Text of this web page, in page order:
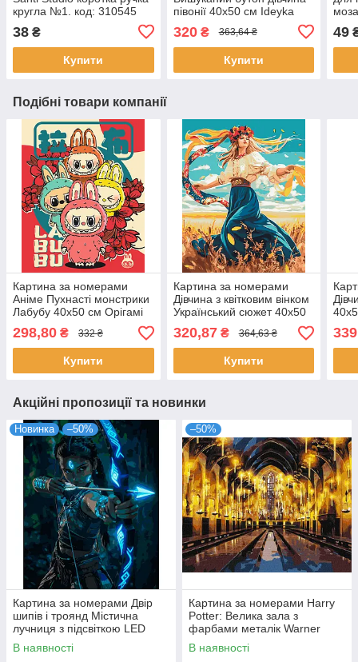
кругла №1. код: 310545
38 ₴
Купити
півонії 40х50 см Ideyka
320₴ 363,64 ₴
Купити
49
Подібні товари компанії
Картина за номерами
Аніме Пухнасті монстрики
Лабубу 40x50 см Орігамі
(LW3502)
298,80 ₴ 332 ₴
Купити
Картина за номерами
Дівчина з квітковим вінком
Український сюжет 40x50
см Оригамі (LW31950)
320,87₴ 364,63 ₴
Купити
339
Акційні пропозиції та новинки
Новинка –50%
Картина за номерами Двір
шипів і троянд Містична
лучниця з підсвіткою LED
40x50 см SANTI (956665)
В наявності
–50%
Картина за номерами Harry
Potter: Велика зала з
фарбами металік Warner
Bros. 40х50 Ідейка
(KHO5233)
В наявності